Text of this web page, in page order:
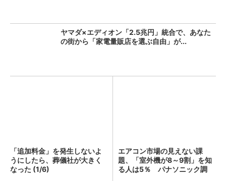
ヤマダ×エディオン「2.5兆円」統合で、あなた
の街から「家電量販店を選ぶ自由」が...
「追加料金」を発生しないよ
うにしたら、葬儀社が大きく
なった (1/6)
エアコン市場の見えない課
題、「室外機が8～9割」を知
る人は5％ パナソニック調